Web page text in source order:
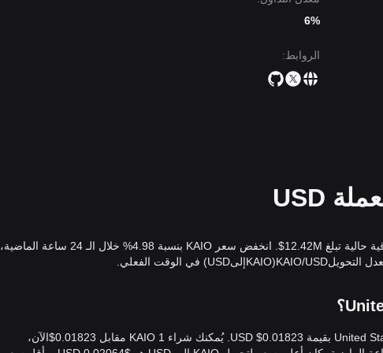
خلال الأيام السبعة الماضية، كما هو معتاد للرموز المدرجة حديثًا. المعنويات السوقية
المتوسط الأجل
6%
الروابط:
سعر KAIO المباشر اليوم هو 0.01823$USD، مع قيمة سوقية حالية تبلغ 12.42M$. انخفض سعر KAIO بنسبة 4.98% خلال الـ 24 ساعة الماضية،
اعتبارًا من الآن، يُقيّم سعر KAIO (KAIO) بعملة United States Dollar بقيمة 0.01823$ USD. يُمكنك شراء 1 KAIO مقابل 0.01823$الآن،